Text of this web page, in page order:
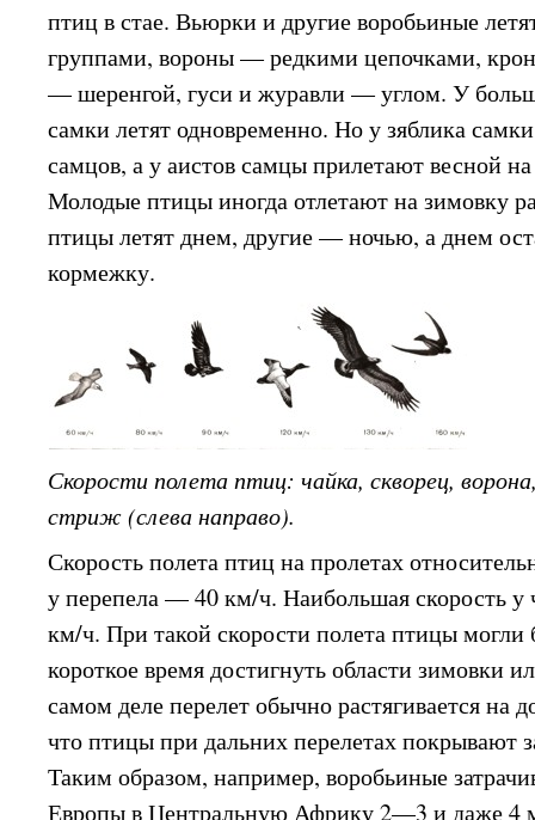
птиц в стае. Вьюрки и другие воробьиные
группами, вороны — редкими цепочками,
— шеренгой, гуси и журавли — углом. У
самки летят одновременно. Но у зяблика
самцов, а у аистов самцы прилетают весной
Молодые птицы иногда отлетают на зимовку
птицы летят днем, другие — ночью, а днем
кормежку.
Скорости полета птиц: чайка, скворец,
стриж (слева направо).
Скорость полета птиц на пролетах
у перепела — 40 км/ч. Наибольшая скорость
км/ч. При такой скорости полета птицы могли
короткое время достигнуть области зимовки
самом деле перелет обычно растягивается на
что птицы при дальних перелетах покрывают
Таким образом, например, воробьиные
Европы в Центральную Африку 2—3 и даже 4